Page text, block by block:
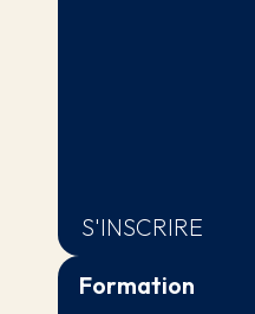
S'INSCRIRE
Formation